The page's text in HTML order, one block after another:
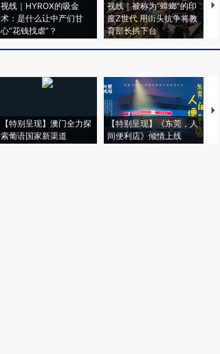
视线｜HYROX的吸金
术：是什么让中产们甘
心“花钱找虐”？
视线｜被称为“蟑螂”的印
度Z世代 用街头抗争将教
育部长拱下台
【特别呈现】澳门全力探
索葡语国家新渠道
【特别呈现】《东莞，人
间便利店》倾情上线